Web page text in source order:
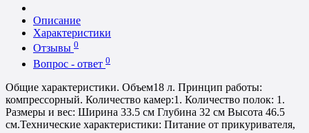
Описание
Характеристики
Отзывы 0
Вопрос - ответ 0
Общие характеристики. Объем18 л. Принцип работы:
компрессорный. Количество камер:1. Количество полок: 1.
Размеры и вес: Ширина 33.5 см Глубина 32 см Высота 46.5
см.Технические характеристики: Питание от прикуривателя,